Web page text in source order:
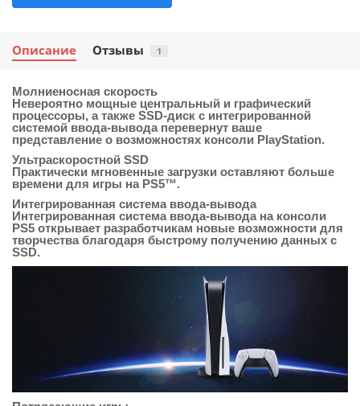
Описание Отзывы 1
Молниеносная скорость
Невероятно мощные центральный и графический
процессоры, а также SSD-диск с интегрированной
системой ввода-вывода перевернут ваше
представление о возможностях консоли PlayStation.
Ультраскоростной SSD
Практически мгновенные загрузки оставляют больше
времени для игры на PS5™.
Интегрированная система ввода-вывода
Интегрированная система ввода-вывода на консоли
PS5 открывает разработчикам новые возможности для
творчества благодаря быстрому получению данных с
SSD.